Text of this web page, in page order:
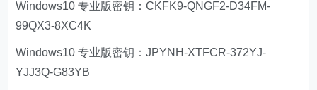
Windows10 专业版密钥：CKFK9-QNGF2-D34FM-
99QX3-8XC4K
Windows10 专业版密钥：JPYNH-XTFCR-372YJ-
YJJ3Q-G83YB